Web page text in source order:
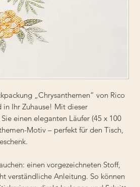
„Chrysanthemen“ von Rico
in Ihr Zuhause! Mit dieser
einen eleganten Läufer (45 x 100
Motiv – perfekt für den Tisch,
einen vorgezeichneten Stoff,
verständliche Anleitung. So können